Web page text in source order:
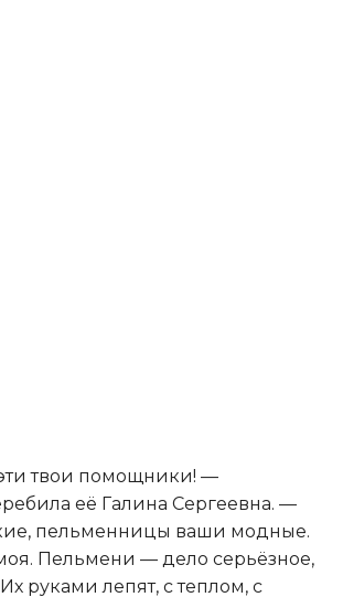
твои помощники! —
её Галина Сергеевна. —
пельменницы ваши модные.
Пельмени — дело серьёзное,
руками лепят, с теплом, с